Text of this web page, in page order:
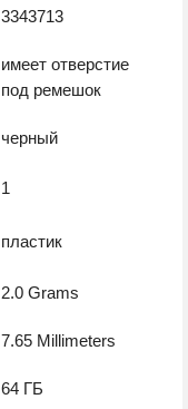
3343713
имеет отверстие
под ремешок
черный
1
пластик
2.0 Grams
7.65 Millimeters
64 ГБ